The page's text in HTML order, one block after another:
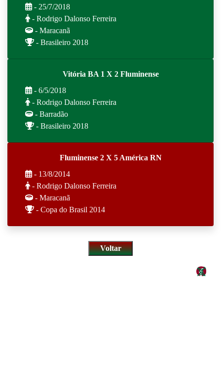
- 25/7/2018
- Rodrigo Dalonso Ferreira
- Maracanã
- Brasileiro 2018
Vitória BA 1 X 2 Fluminense
- 6/5/2018
- Rodrigo Dalonso Ferreira
- Barradão
- Brasileiro 2018
Fluminense 2 X 5 América RN
- 13/8/2014
- Rodrigo Dalonso Ferreira
- Maracanã
- Copa do Brasil 2014